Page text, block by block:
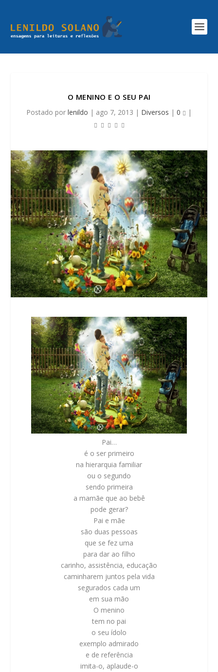
O MENINO E O SEU PAI
Postado por lenildo | ago 7, 2013 | Diversos | 0 |
Pai…
é o ser primeiro
na hierarquia familiar
ou o segundo
sendo primeira
a mamãe que ao bebê
pode gerar?
Pai e mãe
são duas pessoas
que se fez uma
para dar ao filho
carinho, assistência, educação
caminharem juntos pela vida
segurados cada um
em sua mão
O menino
tem no pai
o seu ídolo
exemplo admirado
e de referência
imita-o, aplaude-o